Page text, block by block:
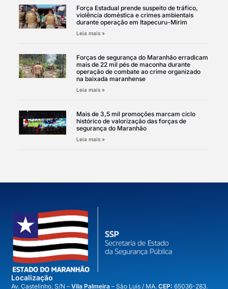
Força Estadual prende suspeito de tráfico,
violência doméstica e crimes ambientais
durante operação em Itapecuru-Mirim
Leia mais »
Forças de segurança do Maranhão erradicam
mais de 22 mil pés de maconha durante
operação de combate ao crime organizado
na baixada maranhense
Leia mais »
Mais de 3,5 mil promoções marcam ciclo
histórico de valorização das forças de
segurança do Maranhão
Leia mais »
Localização
Av. Castelinho, S/N –Vila Palmeira– São Luís / MA.CEP: 65036-283.